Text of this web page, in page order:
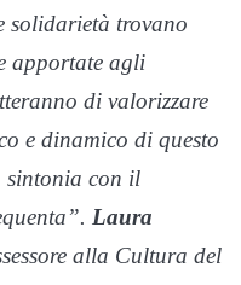
solidarietà trovano
apportate agli
di valorizzare
e dinamico di questo
sintonia con il
Laura
alla Cultura del